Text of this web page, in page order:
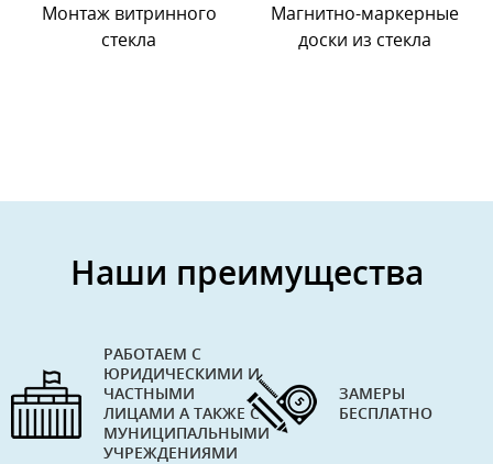
Монтаж витринного
стекла
Магнитно-маркерные
доски из стекла
Наши преимущества
РАБОТАЕМ С
ЮРИДИЧЕСКИМИ И
ЧАСТНЫМИ
ЛИЦАМИ А ТАКЖЕ С
МУНИЦИПАЛЬНЫМИ
УЧРЕЖДЕНИЯМИ
ЗАМЕРЫ
БЕСПЛАТНО